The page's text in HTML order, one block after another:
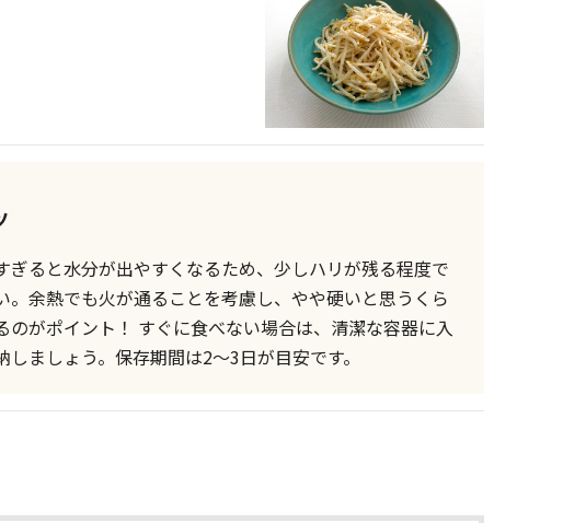
ぎると水分が出やすくなるため、少しハリが残る程度で
。余熱でも火が通ることを考慮し、やや硬いと思うくら
のがポイント！ すぐに食べない場合は、清潔な容器に入
しましょう。保存期間は2〜3日が目安です。